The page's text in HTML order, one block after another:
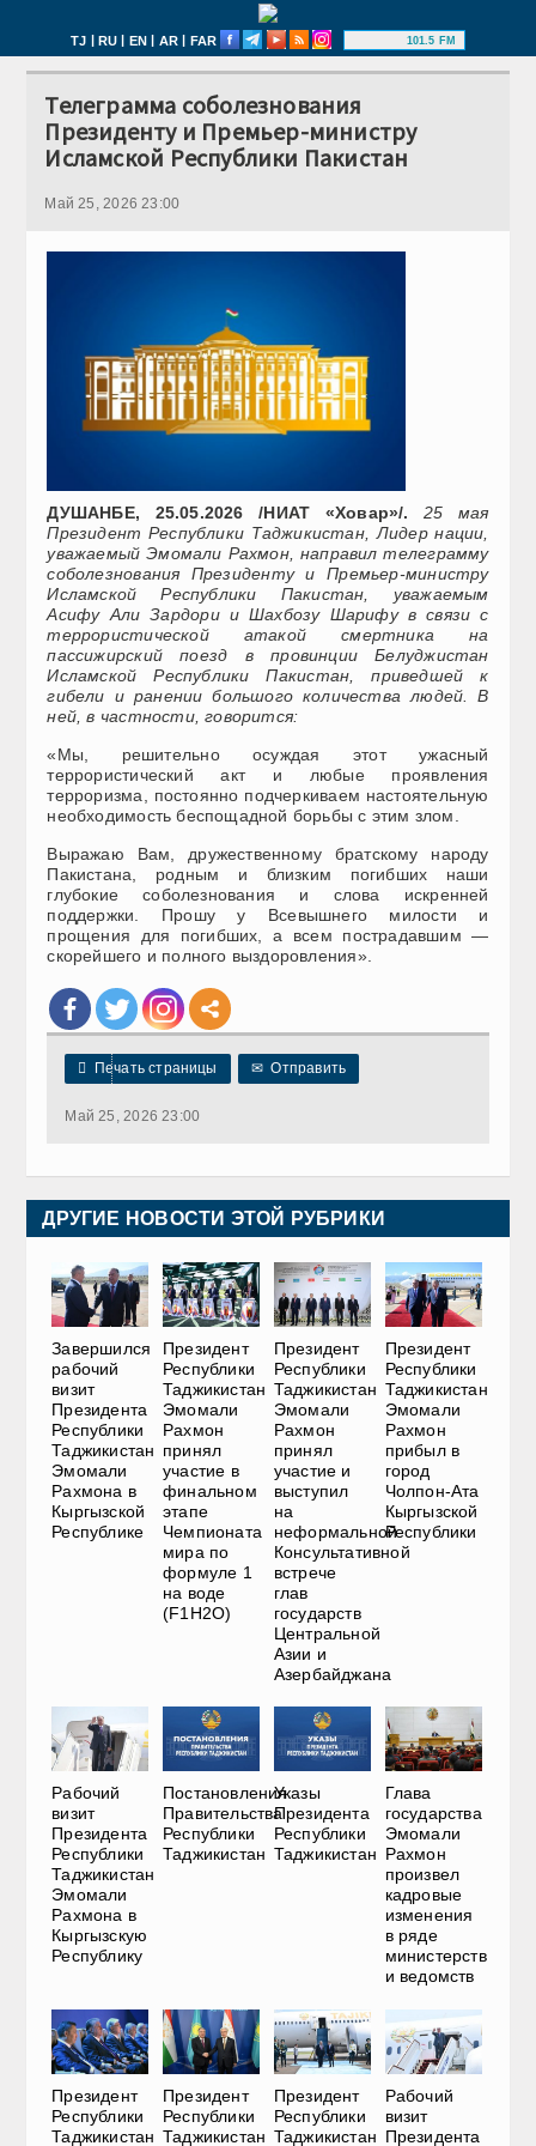
TJ | RU | EN | AR | FAR 101.5 FM
Телеграмма соболезнования
Президенту и Премьер-министру
Исламской Республики Пакистан
Май 25, 2026 23:00
ДУШАНБЕ, 25.05.2026 /НИАТ «Ховар»/.
25 мая
Президент Республики Таджикистан, Лидер нации,
уважаемый Эмомали Рахмон, направил телеграмму
соболезнования Президенту и Премьер-министру
Исламской Республики Пакистан, уважаемым
Асифу Али Зардори и Шахбозу Шарифу в связи с
террористической атакой смертника на
пассижирский поезд в провинции Белуджистан
Исламской Республики Пакистан, приведшей к
гибели и ранении большого количества людей. В
ней, в частности, говорится:
«Мы, решительно осуждая этот ужасный
террористический акт и любые проявления
терроризма, постоянно подчеркиваем настоятельную
необходимость беспощадной борьбы с этим злом.
Выражаю Вам, дружественному братскому народу
Пакистана, родным и близким погибших наши
глубокие соболезнования и слова искренней
поддержки. Прошу у Всевышнего милости и
прощения для погибших, а всем пострадавшим —
скорейшего и полного выздоровления».
 Печать страницы ✉ Отправить
Май 25, 2026 23:00
ДРУГИЕ НОВОСТИ ЭТОЙ РУБРИКИ
Завершился
рабочий
визит
Президента
Республики
Таджикистан
Эмомали
Рахмона в
Кыргызской
Республике
Президент
Республики
Таджикистан
Эмомали
Рахмон
принял
участие в
финальном
этапе
Чемпионата
мира по
формуле 1
на воде
(F1H2O)
Президент
Республики
Таджикистан
Эмомали
Рахмон
принял
участие и
выступил
на
неформальной
Консультативной
встрече
глав
государств
Центральной
Азии и
Азербайджана
Президент
Республики
Таджикистан
Эмомали
Рахмон
прибыл в
город
Чолпон-Ата
Кыргызской
Республики
Рабочий
визит
Президента
Республики
Таджикистан
Эмомали
Рахмона в
Кыргызскую
Республику
Постановления
Правительства
Республики
Таджикистан
Указы
Президента
Республики
Таджикистан
Глава
государства
Эмомали
Рахмон
произвел
кадровые
изменения
в ряде
министерств
и ведомств
Президент
Республики
Таджикистан
Президент
Республики
Таджикистан
Президент
Республики
Таджикистан
Рабочий
визит
Президента